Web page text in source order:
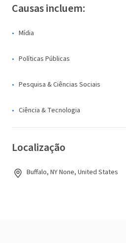
Causas incluem:
Mídia
Políticas Públicas
Pesquisa & Ciências Sociais
Ciência & Tecnologia
Localização
Buffalo, NY None, United States